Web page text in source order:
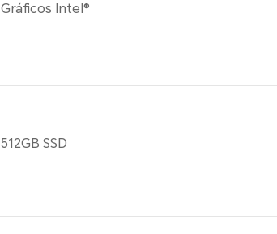
Gráficos Intel®
512GB SSD